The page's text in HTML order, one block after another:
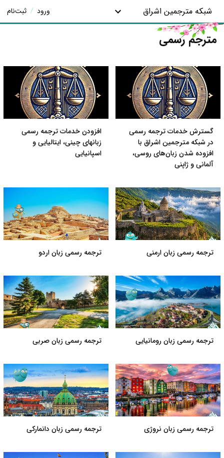
شبکه مترجمین اشراق ورود / ثبت‌نام
مترجم رسمی
گسترش خدمات ترجمه رسمی
در شبکه مترجمین اشراق با
افزوده شدن زبان‌های روسی،
آلمانی و ژاپنی
افزودن خدمات ترجمه رسمی
زبانهای چینی، ایتالیایی و
اسپانیایی
ترجمه رسمی زبان ارمنی ترجمه رسمی زبان اردو
ترجمه رسمی زبان رومانیایی ترجمه رسمی زبان صربی
ترجمه رسمی زبان نروژی ترجمه رسمی زبان دانمارکی